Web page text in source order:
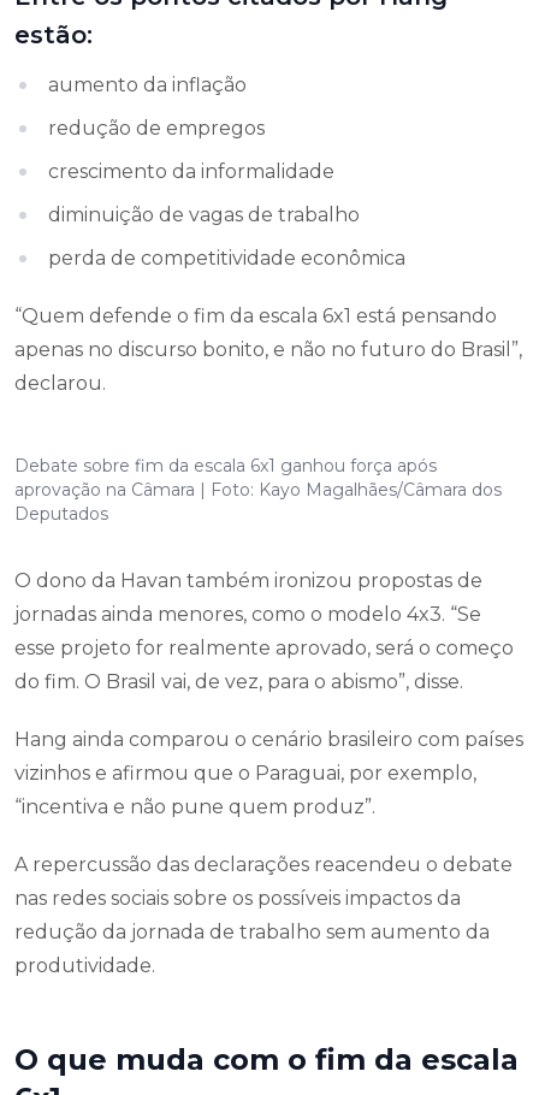
estão:
aumento da inflação
redução de empregos
crescimento da informalidade
diminuição de vagas de trabalho
perda de competitividade econômica
“Quem defende o fim da escala 6x1 está pensando
apenas no discurso bonito, e não no futuro do Brasil”,
declarou.
Debate sobre fim da escala 6x1 ganhou força após
aprovação na Câmara | Foto: Kayo Magalhães/Câmara dos
Deputados
O dono da Havan também ironizou propostas de
jornadas ainda menores, como o modelo 4x3. “Se
esse projeto for realmente aprovado, será o começo
do fim. O Brasil vai, de vez, para o abismo”, disse.
Hang ainda comparou o cenário brasileiro com países
vizinhos e afirmou que o Paraguai, por exemplo,
“incentiva e não pune quem produz”.
A repercussão das declarações reacendeu o debate
nas redes sociais sobre os possíveis impactos da
redução da jornada de trabalho sem aumento da
produtividade.
O que muda com o fim da escala